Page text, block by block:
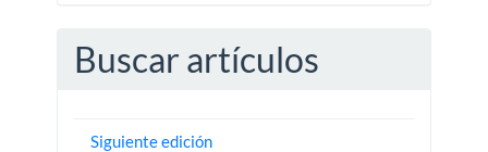
Buscar artículos
Siguiente edición